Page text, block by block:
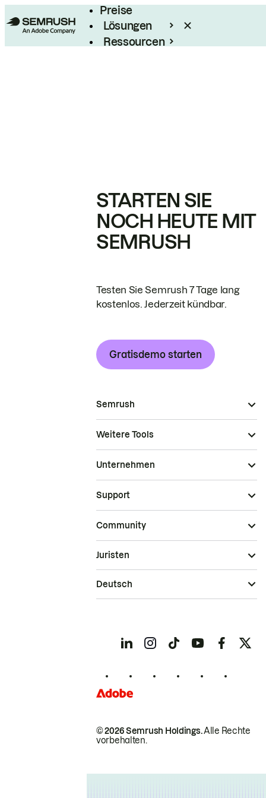
Preise
Lösungen
Ressourcen
STARTEN SIE
NOCH HEUTE MIT
SEMRUSH
Testen Sie Semrush 7 Tage lang
kostenlos. Jederzeit kündbar.
Gratisdemo starten
Semrush
Weitere Tools
Unternehmen
Support
Community
© 2026 Semrush Holdings.Alle Rechte
vorbehalten.
Juristen
Deutsch